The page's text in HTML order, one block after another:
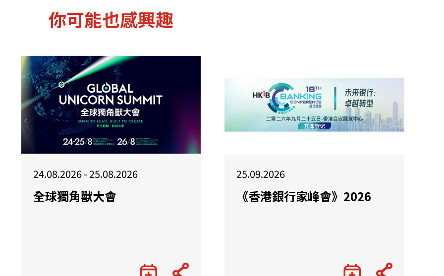
你可能也感興趣
24.08.2026 - 25.08.2026
全球獨角獸大會
25.09.2026
《香港銀行家峰會》2026